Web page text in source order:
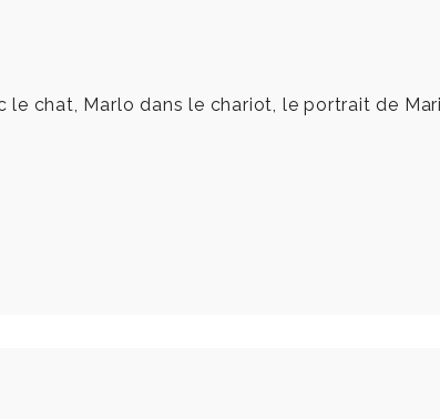
chat, Marlo dans le chariot, le portrait de